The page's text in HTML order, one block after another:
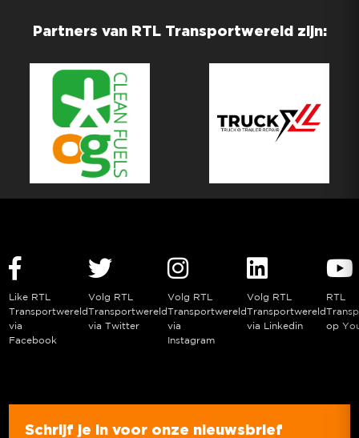
Partners van RTL Transportwereld zijn:
Like RTL
Transportwereld
via
Facebook
Volg RTL
Transportwereld
via Twitter
Volg RTL
Transportwereld
via
Instagram
Volg RTL
Transportwereld
via Linkedin
RTL
op
Schrijf je in voor onze nieuwsbrief